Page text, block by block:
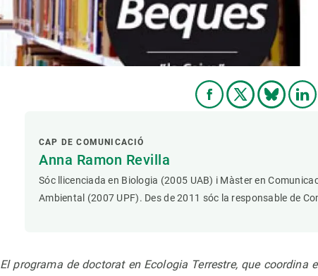
CAP DE COMUNICACIÓ
Anna Ramon Revilla
Sóc llicenciada en Biologia (2005 UAB) i Màster en
Ambiental (2007 UPF). Des de 2011 sóc la responsable de
El programa de doctorat en Ecologia Terrestre, que coordina